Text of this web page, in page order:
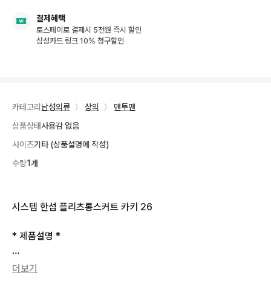
결제혜택
토스페이로 결제시 5천원 즉시 할인
삼성카드 링크 10% 청구할인
카테고리 남성의류 〉 상의 〉
맨투맨
상품상태사용감 없음
사이즈기타 (상품설명에 작성)
수량1개
시스템 한섬 플리츠롱스커트 카키 26
* 제품설명 *
카키+화이트 레이어드 컬러이며
더보기